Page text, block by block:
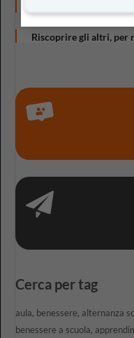
Learning‑by‑doing a
Riscoprire gli altri, per
Cerca per tag
aula benessere alternanza
benessere a scuola